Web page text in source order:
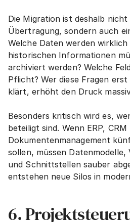
Die Migration ist deshalb
Übertragung, sondern auch
Welche Daten werden
historischen Informationen
archiviert werden? Welche
Pflicht? Wer diese Fragen
klärt, erhöht den Druck
Besonders kritisch wird es,
beteiligt sind. Wenn ERP, CRM
Dokumentenmanagement
sollen, müssen
und Schnittstellen sauber
entstehen neue Silos in
6.